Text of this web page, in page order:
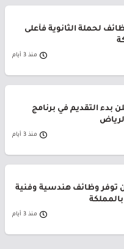
لحملة الثانوية فأعلى
منذ 3 أيام
بدء التقديم في برنامج
منذ 3 أيام
توفر وظائف هندسية وفنية
منذ 3 أيام